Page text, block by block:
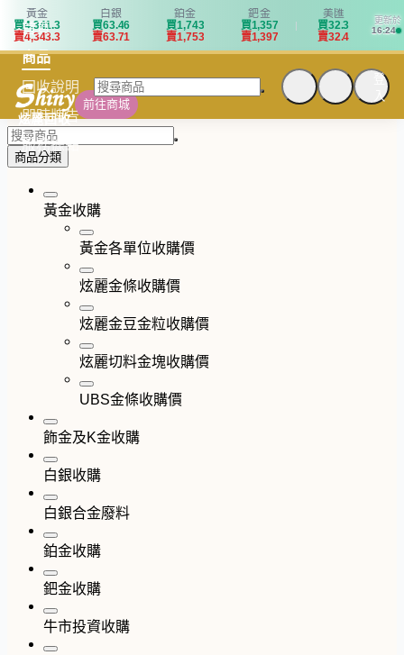
黃金
買4,341.3
賣4,343.3
白銀
買63.46
賣63.71
鉑金
買1,743
賣1,753
鈀金
買1,357
賣1,397
美匯
買32.3
賣32.4
更新於
16:24
炫麗回收
前往商城
首頁
商品
回收說明
即時牌告
服務據點
登
入
商品分類
黃金收購
黃金各單位收購價
炫麗金條收購價
炫麗金豆金粒收購價
炫麗切料金塊收購價
UBS金條收購價
飾金及K金收購
白銀收購
白銀合金廢料
鉑金收購
鈀金收購
牛市投資收購